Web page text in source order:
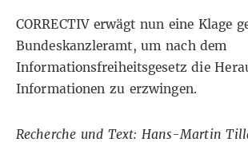
CORRECTIV erwägt nun eine Klage
Bundeskanzleramt, um nach dem
Informationsfreiheitsgesetz die
Informationen zu erzwingen.
Recherche und Text: Hans-Martin